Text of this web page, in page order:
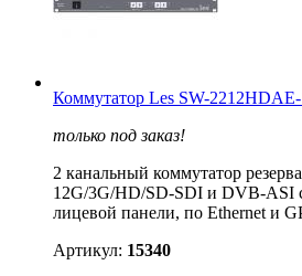
Коммутатор Les SW-
только под заказ!
2 канальный коммутатор
12G/3G/HD/SD-SDI и DVB-ASI
лицевой панели, по Ethernet и
Артикул: 15340